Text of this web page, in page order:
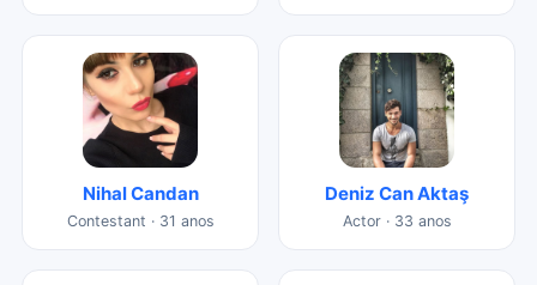
Nihal Candan
Contestant · 31 anos
Deniz Can Aktaş
Actor · 33 anos